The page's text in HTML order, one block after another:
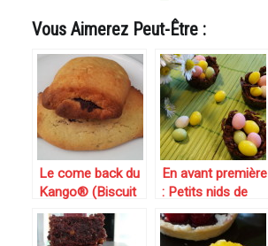
Vous Aimerez Peut-Être :
Le come back du
Kango® (Biscuit
sablé au
chocolat)
En avant première
: Petits nids de
Pâques au
chocolat et pralin